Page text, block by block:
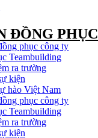
ĐỒNG PHỤC
phục công ty
Teambuilding
ra trường
kiện
hào Việt Nam
phục công ty
Teambuilding
ra trường
kiện